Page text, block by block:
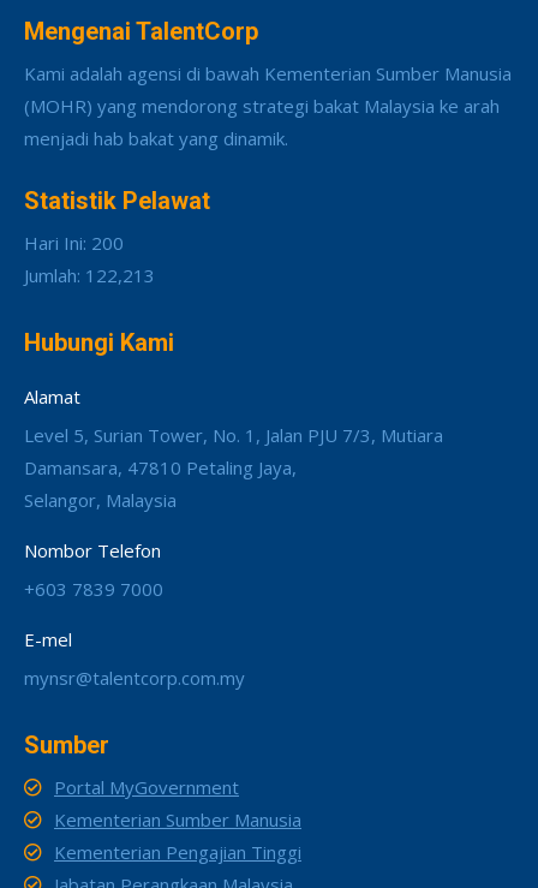
Mengenai TalentCorp
Kami adalah agensi di bawah Kementerian Sumber Manusia
(MOHR) yang mendorong strategi bakat Malaysia ke arah
menjadi hab bakat yang dinamik.
Statistik Pelawat
Hari Ini: 200
Jumlah: 122,213
Hubungi Kami
Alamat
Level 5, Surian Tower, No. 1, Jalan PJU 7/3, Mutiara
Damansara, 47810 Petaling Jaya,
Selangor, Malaysia
Nombor Telefon
+603 7839 7000
E-mel
mynsr@talentcorp.com.my
Sumber
Portal MyGovernment
Kementerian Sumber Manusia
Kementerian Pengajian Tinggi